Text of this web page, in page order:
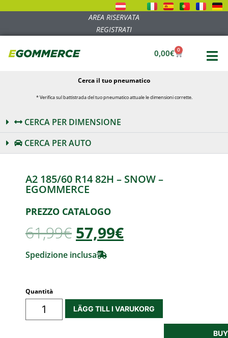
AREA RISERVATA
REGISTRATI
0,00€ 0
Cerca il tuo pneumatico
* Verifica sul battistrada del tuo pneumatico attuale le dimensioni corrette.
CERCA PER DIMENSIONE
CERCA PER AUTO
A2 185/60 R14 82H – SNOW –
EGOMMERCE
PREZZO CATALOGO
61,99€ 57,99€
Spedizione inclusa
Quantità
LÄGG TILL I VARUKORG